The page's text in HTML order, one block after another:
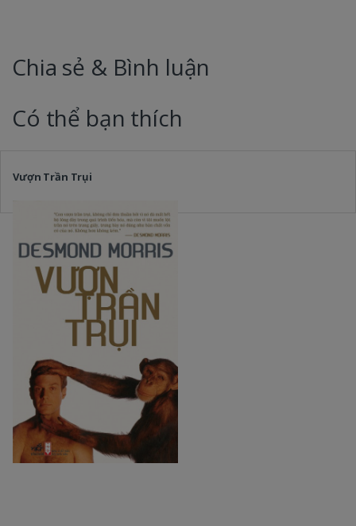
Chia sẻ & Bình luận
Có thể bạn thích
Vượn Trần Trụi